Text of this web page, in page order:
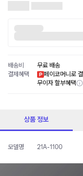
배송비
무료 배송
결제혜택
페이코머니로
무이자 할부혜택
상품 정보
모델명 21A-1100